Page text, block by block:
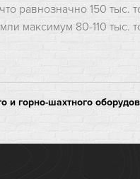
равнозначно 150 тыс.
максимум 80-110 тыс.
и горно-шахтного